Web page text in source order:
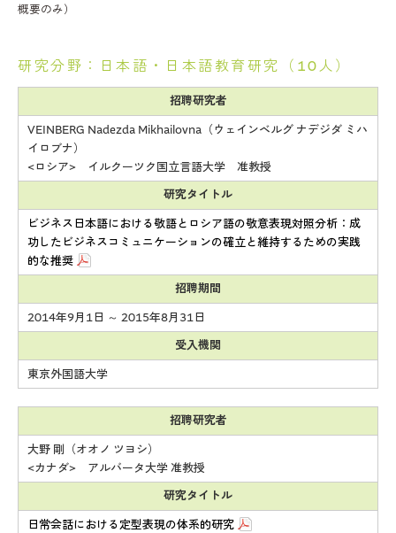
概要のみ）
研究分野：日本語・日本語教育研究（10人）
招聘研究者
VEINBERG Nadezda Mikhailovna（ウェインベルグ ナデジダ ミハ
イロブナ）
<ロシア> イルクーツク国立言語大学 准教授
研究タイトル
ビジネス日本語における敬語とロシア語の敬意表現対照分析：成
功したビジネスコミュニケーションの確立と維持するための実践
的な推奨
招聘期間
2014年9月1日 ～ 2015年8月31日
受入機関
東京外国語大学
招聘研究者
大野 剛（オオノ ツヨシ）
<カナダ> アルバータ大学 准教授
研究タイトル
日常会話における定型表現の体系的研究